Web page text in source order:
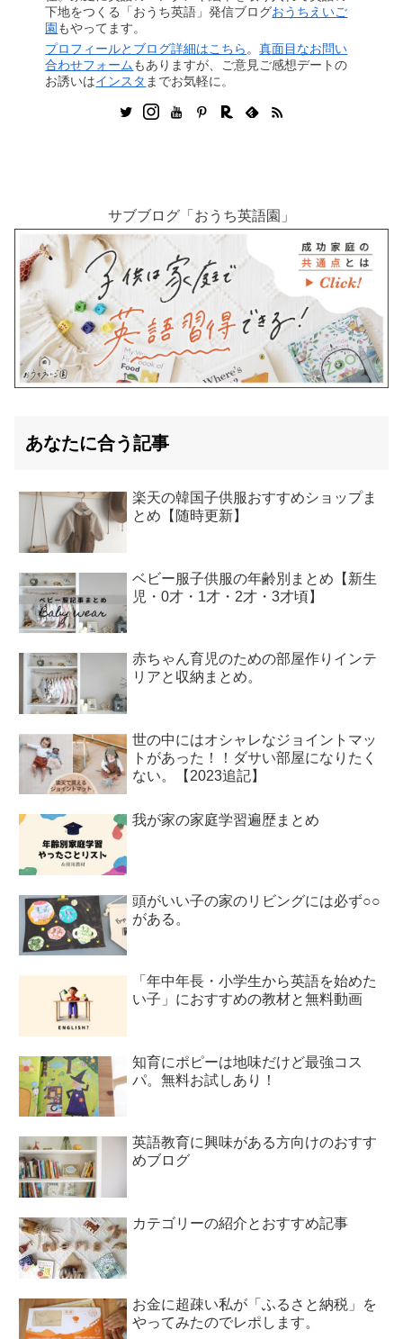
下地をつくる「おうち英語」発信ブログおうちえいご
園 もやってます。
プロフィールとブログ詳細はこちら 。真面目なお問い
合わせフォームもありますが、ご意見ご感想デートの
お誘いはインスタ までお気軽に。
サブブログ「おうち英語園」
あなたに合う記事
楽天の韓国子供服おすすめショップま
とめ【随時更新】
ベビー服子供服の年齢別まとめ【新生
児・0才・1才・2才・3才頃】
赤ちゃん育児のための部屋作りインテ
リアと収納まとめ。
世の中にはオシャレなジョイントマッ
トがあった！！ダサい部屋になりたく
ない。【2023追記】
我が家の家庭学習遍歴まとめ
頭がいい子の家のリビングには必ず○○
がある。
「年中年長・小学生から英語を始めた
い子」におすすめの教材と無料動画
知育にポピーは地味だけど最強コス
パ。無料お試しあり！
英語教育に興味がある方向けのおすす
めブログ
カテゴリーの紹介とおすすめ記事
お金に超疎い私が「ふるさと納税」を
やってみたのでレポします。